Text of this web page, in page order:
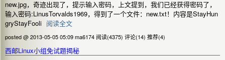
new.jpg，奇迹出现了，提示输入密码，上文提到，我们已经获得密码了，
输入密码:LinusTorvalds1969，得到了一个文件：new.txt！内容是StayHun
gryStayFooli 阅读全文
posted @ 2013-05-05 05:09 ma6174 阅读(4375) 评论(14) 推荐(4)
西邮Linux小组免试题揭秘